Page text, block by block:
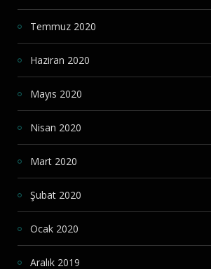
Temmuz 2020
Haziran 2020
Mayıs 2020
Nisan 2020
Mart 2020
Şubat 2020
Ocak 2020
Aralık 2019